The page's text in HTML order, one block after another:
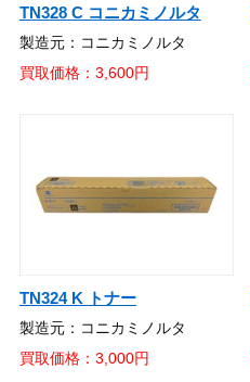
TN328 C コニカミノルタ
製造元：コニカミノルタ
買取価格：3,600円
TN324 K トナー
製造元：コニカミノルタ
買取価格：3,000円